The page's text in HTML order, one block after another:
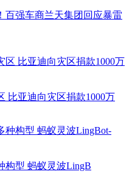
百强车商兰天集团回应暴雷
比亚迪向灾区捐款1000万
构型 蚂蚁灵波LingB